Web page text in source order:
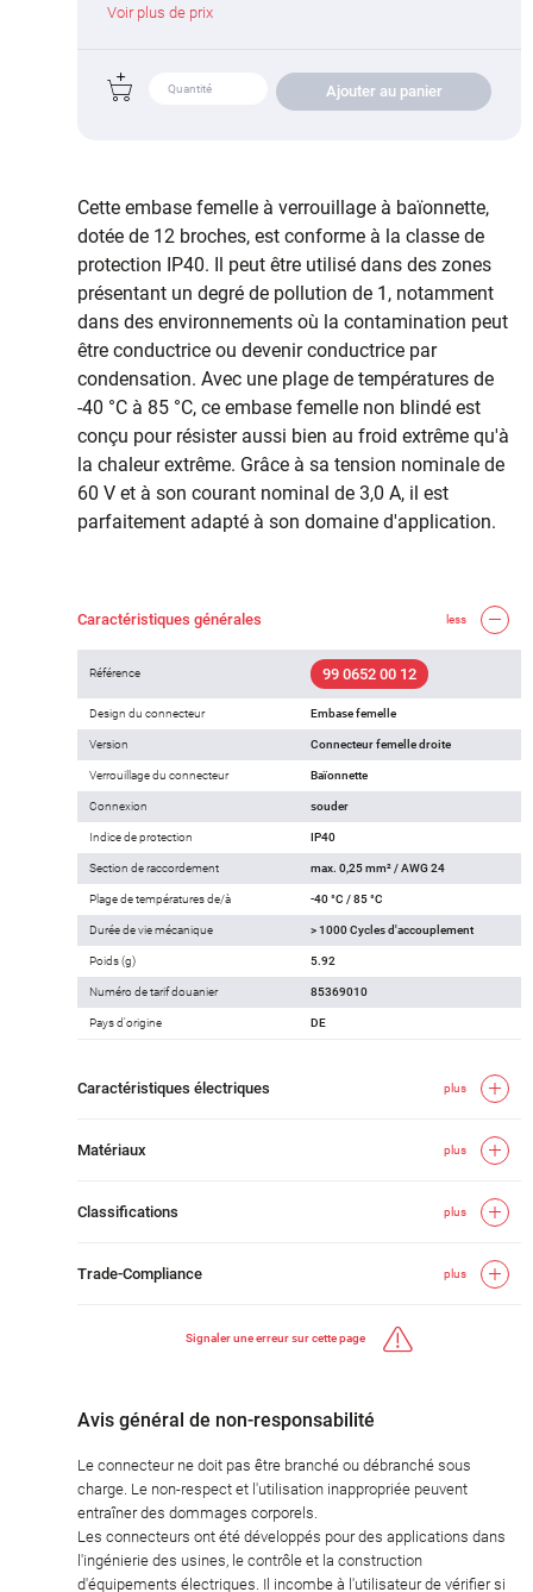
Voir plus de prix
Ajouter au panier
Cette embase femelle à verrouillage à baïonnette,
dotée de 12 broches, est conforme à la classe de
protection IP40. Il peut être utilisé dans des zones
présentant un degré de pollution de 1, notamment
dans des environnements où la contamination peut
être conductrice ou devenir conductrice par
condensation. Avec une plage de températures de
-40 °C à 85 °C, ce embase femelle non blindé est
conçu pour résister aussi bien au froid extrême qu'à
la chaleur extrême. Grâce à sa tension nominale de
60 V et à son courant nominal de 3,0 A, il est
parfaitement adapté à son domaine d'application.
Caractéristiques générales less
Référence 99 0652 00 12
Design du connecteur Embase femelle
Version Connecteur femelle droite
Verrouillage du connecteur Baïonnette
Connexion souder
Indice de protection IP40
Section de raccordement max. 0,25 mm² / AWG 24
Plage de températures de/à -40 °C / 85 °C
Durée de vie mécanique > 1000 Cycles d'accouplement
Poids (g) 5.92
Numéro de tarif douanier 85369010
Pays d'origine DE
Caractéristiques électriques plus
Matériaux plus
Classifications plus
Trade-Compliance plus
Signaler une erreur sur cette page
Avis général de non-responsabilité
Le connecteur ne doit pas être branché ou débranché sous
charge. Le non-respect et l'utilisation inappropriée peuvent
entraîner des dommages corporels.
Les connecteurs ont été développés pour des applications dans
l'ingénierie des usines, le contrôle et la construction
d'équipements électriques. Il incombe à l'utilisateur de vérifier si